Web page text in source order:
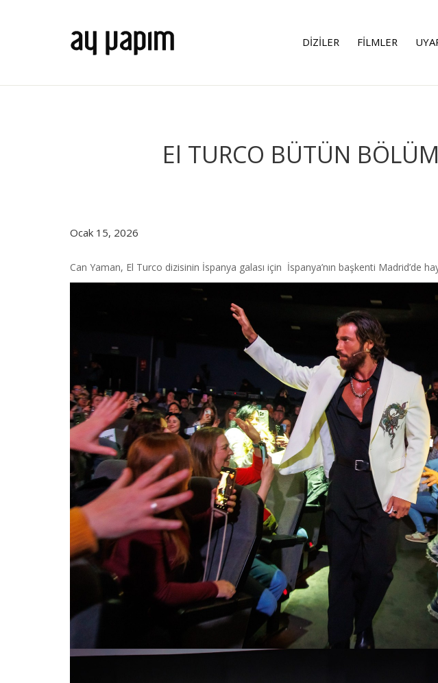
DİZİLER FİLMLER
El TURCO BÜTÜN
Ocak 15, 2026
Can Yaman, El Turco dizisinin İspanya galası için İspanya’nın başkenti Madrid’de